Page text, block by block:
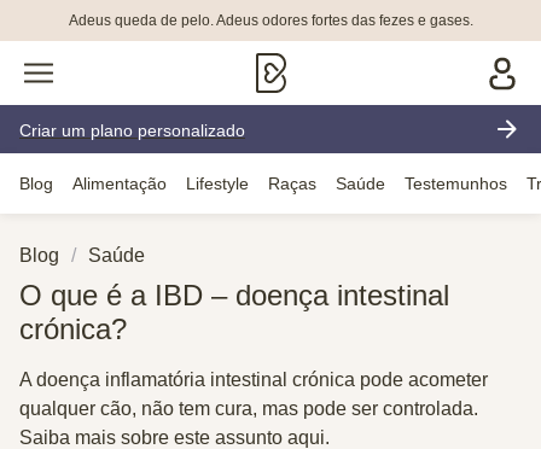
Adeus queda de pelo. Adeus odores fortes das fezes e gases.
Criar um plano personalizado
Blog Alimentação Lifestyle Raças Saúde Testemunhos
Blog Saúde
O que é a IBD – doença intestinal
crónica?
A doença inflamatória intestinal crónica pode acometer
qualquer cão, não tem cura, mas pode ser controlada.
Saiba mais sobre este assunto aqui.